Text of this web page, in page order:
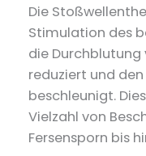
Die
Stimulation des
die Durchblutung
reduziert und
beschleunigt.
Vielzahl von
Fersensporn bis